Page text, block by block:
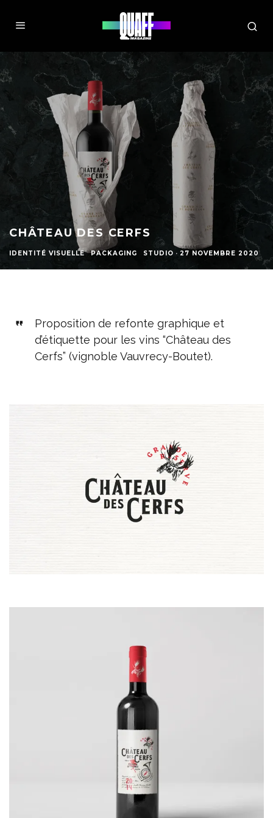
CHÂTEAU DES CERFS
IDENTITÉ VISUELLE PACKAGING STUDIO · 27 NOVEMBRE 2020
Proposition de refonte graphique et
d’étiquette pour les vins “Château des
Cerfs” (vignoble Vauvrecy-Boutet).